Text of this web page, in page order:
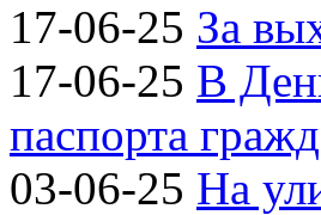
17-06-25 За
17-06-25 В
паспорта
03-06-25 На